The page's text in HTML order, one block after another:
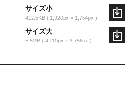
サイズ小
412.5KB 1,920px × 1,754px
サイズ大
5.5MB 4,110px × 3,756px